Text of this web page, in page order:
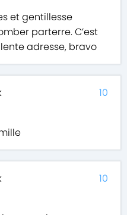
et gentillesse
parterre. C’est
adresse, bravo
10
10